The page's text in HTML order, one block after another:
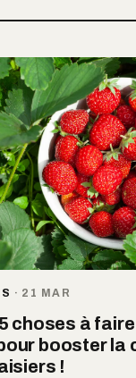
· 21 MAR
choses à
booster la
!